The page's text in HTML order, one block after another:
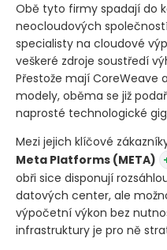
Obě tyto firmy spadají do
neocloudových
specialisty na cloudové
veškeré zdroje soustředí
Přestože mají CoreWeave
modely, oběma se již
naprosté technologické
Mezi jejich klíčové
Meta Platforms (META)
obři sice disponují
datových center, ale
výpočetní výkon bez
infrastruktury je pro ně